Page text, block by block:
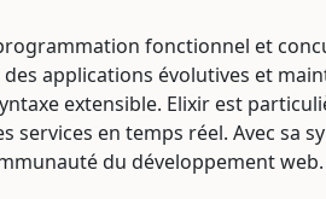
fonctionnel et
applications évolutives et
extensible. Elixir est
services en temps réel. Avec sa
du développement web.